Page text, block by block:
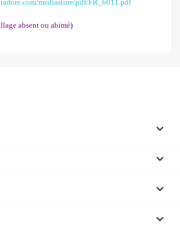
mediastore/pdf/FR_6011.pdf
absent ou abimé)



keyboard_arrow_down